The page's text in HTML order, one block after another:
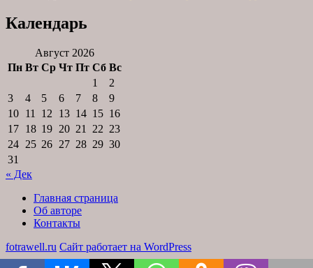
Календарь
Август 2026
Пн Вт Ср Чт Пт Сб Вс
1
2
3
4 5 6 7 8
9
10 11 12 13 14 15 16
17 18 19 20 21 22 23
24 25 26 27 28 29 30
31
« Дек
Главная страница
Об авторе
Контакты
fotrawell.ru Сайт работает на WordPress